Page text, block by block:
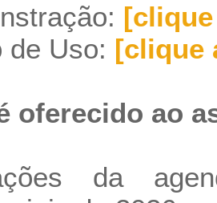
de Uso: [clique
oferecido ao
da